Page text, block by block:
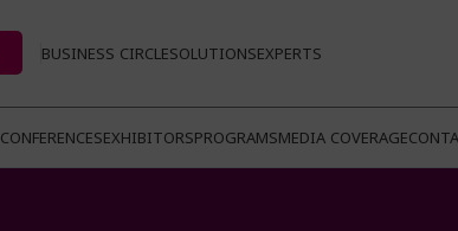
BUSINESS CIRCLESOLUTIONSEXPERTS
CONFERENCESEXHIBITORSPROGRAMSMEDIA COVERAGE